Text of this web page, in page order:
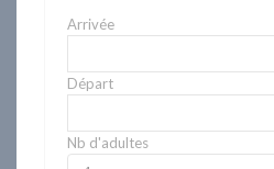
Arrivée
Départ
Nb d'adultes